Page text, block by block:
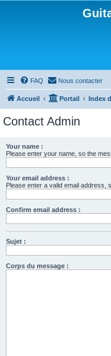
FAQ Nous contacter
Accueil Portail Index
Contact Admin
Your name :
Please enter your name, so the
Your email address :
Please enter a valid email address,
Confirm email address :
Sujet :
Corps du message :